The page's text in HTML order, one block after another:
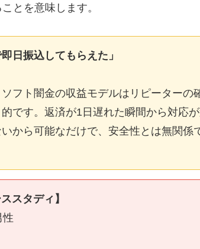
とを意味します。
日振込してもらえた」
フト闇金の収益モデルはリピーターの
です。返済が1日遅れた瞬間から対応
から可能なだけで、安全性とは無関係
スタディ】
性